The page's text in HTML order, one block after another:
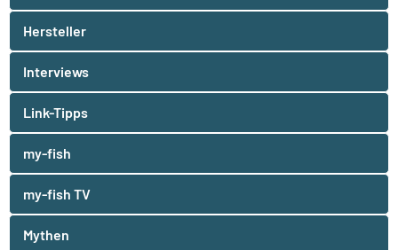
Hersteller
Interviews
Link-Tipps
my-fish
my-fish TV
Mythen